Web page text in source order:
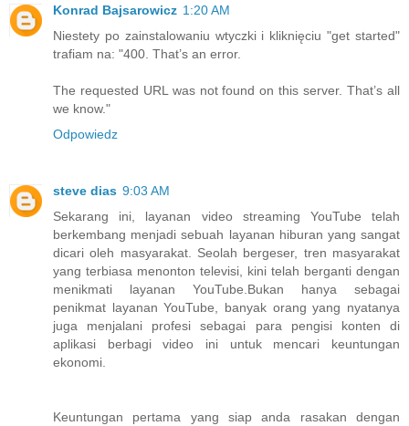
Konrad Bajsarowicz 1:20 AM
Niestety po zainstalowaniu wtyczki i kliknięciu "get started"
trafiam na: "400. That’s an error.
The requested URL was not found on this server. That’s all
we know."
Odpowiedz
steve dias 9:03 AM
Sekarang ini, layanan video streaming YouTube telah
berkembang menjadi sebuah layanan hiburan yang sangat
dicari oleh masyarakat. Seolah bergeser, tren masyarakat
yang terbiasa menonton televisi, kini telah berganti dengan
menikmati layanan YouTube.Bukan hanya sebagai
penikmat layanan YouTube, banyak orang yang nyatanya
juga menjalani profesi sebagai para pengisi konten di
aplikasi berbagi video ini untuk mencari keuntungan
ekonomi.
Keuntungan pertama yang siap anda rasakan dengan